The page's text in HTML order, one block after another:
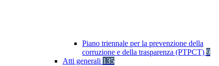
Piano triennale per la prevenzione della
corruzione e della trasparenza (PTPCT) 9
Atti generali 135